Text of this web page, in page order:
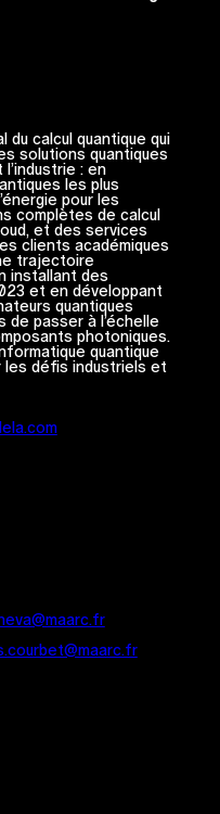
du calcul quantique qui
solutions quantiques
: en
les plus
pour les
complètes de calcul
et des services
clients académiques
trajectoire
installant des
et en développant
quantiques
de passer à l’échelle
photoniques.
quantique
les défis industriels et